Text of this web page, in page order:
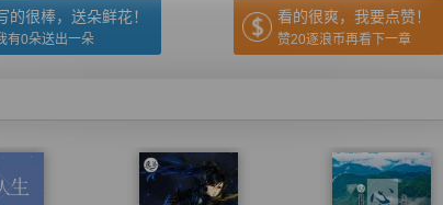
的很棒，送朵鲜花！
有0朵送出一朵
看的很爽，我要点赞！
赞20逐浪币再看下一章